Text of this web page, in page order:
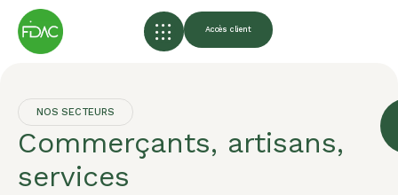
Accès client
NOS SECTEURS
Commerçants, artisans,
services